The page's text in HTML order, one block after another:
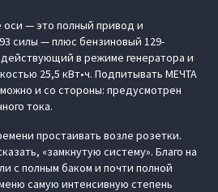
— это полный привод и
силы — плюс бензиновый 129-
в режиме генератора и
25,5 кВт•ч. Подпитывать МЕЧТА
можно и со стороны: предусмотрен
тока.
простаивать возле розетки.
«замкнутую систему». Благо на
с полным баком и почти полной
самую интенсивную степень